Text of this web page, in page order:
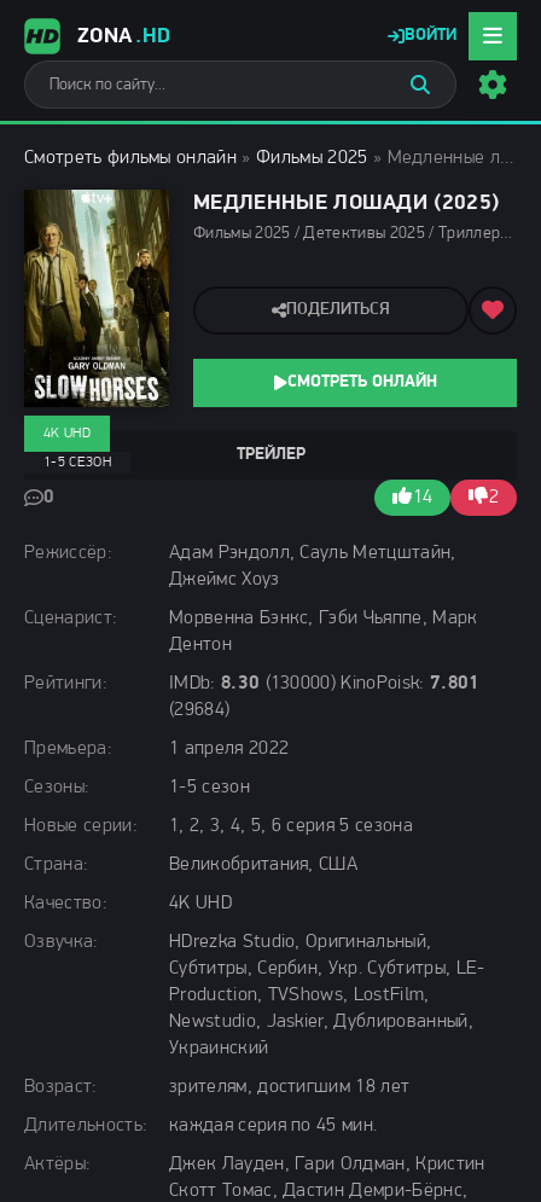
ZONA.HD ВОЙТИ
Смотреть фильмы онлайн » Фильмы 2025 » Медленные лошади (2025)
МЕДЛЕННЫЕ ЛОШАДИ (2025)
Фильмы 2025 / Детективы 2025 / Триллеры 2025 / Сериалы 2025 / Сериалы 4K / Сериалы в озвучке TVShows / Сериалы в озвучке LostFilm / Сериалы в озвучке HDrezka Studio / Смотреть фильмы онлайн
Режиссёр:
Адам Рэндолл, Сауль Метцштайн,
Джеймс Хоуз
Сценарист:
Морвенна Бэнкс, Гэби Чьяппе, Марк
Дентон
Рейтинги:
IMDb: 8.30 (130000) KinoPoisk: 7.801
(29684)
Премьера:
1 апреля 2022
Сезоны:
1-5 сезон
Новые серии:
1, 2, 3, 4, 5, 6 серия 5 сезона
Страна:
Великобритания, США
Качество:
4K UHD
Озвучка:
HDrezka Studio, Оригинальный,
Субтитры, Сербин, Укр. Субтитры, LE-
Production, TVShows, LostFilm,
Newstudio, Jaskier, Дублированный,
Украинский
Возраст:
зрителям, достигшим 18 лет
Длительность:
каждая серия по 45 мин.
Актёры:
Джек Лауден, Гари Олдман, Кристин
Скотт Томас, Дастин Демри-Бёрнс,
ТРЕЙЛЕР
0 14 2
4K UHD
1-5 СЕЗОН
ПОДЕЛИТЬСЯ
СМОТРЕТЬ ОНЛАЙН